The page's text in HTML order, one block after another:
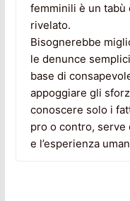
femminili è un tabù
rivelato.
Bisognerebbe
le denunce
base di
appoggiare gli
conoscere solo i
pro o contro,
e l’esperienza